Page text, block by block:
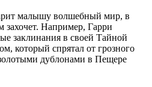
малышу волшебный мир, в
захочет. Например, Гарри
заклинания в своей Тайной
который спрятал от грозного
дублонами в Пещере